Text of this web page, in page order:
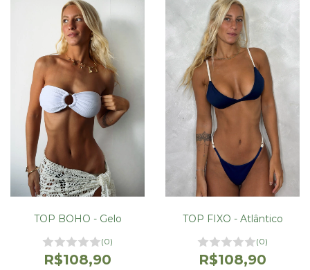
TOP BOHO - Gelo
(0)
R$108,90
TOP FIXO - Atlântico
(0)
R$108,90